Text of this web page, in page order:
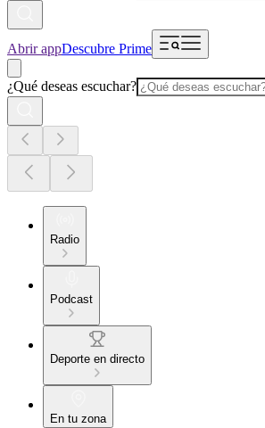
Abrir appDescubre Prime
¿Qué deseas escuchar?
Radio
Podcast
Deporte en directo
En tu zona